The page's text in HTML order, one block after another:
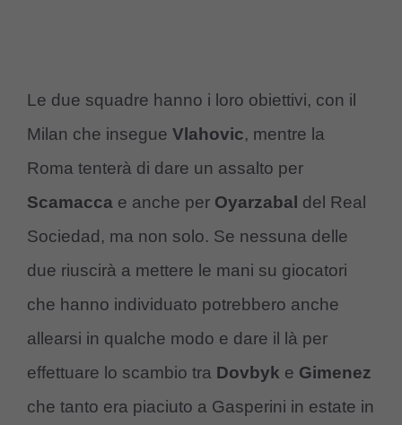
Le due squadre hanno i loro obiettivi, con il
Milan che insegue Vlahovic, mentre la
Roma tenterà di dare un assalto per
Scamacca e anche per Oyarzabal del Real
Sociedad, ma non solo. Se nessuna delle
due riuscirà a mettere le mani su giocatori
che hanno individuato potrebbero anche
allearsi in qualche modo e dare il là per
effettuare lo scambio tra Dovbyk e Gimenez
che tanto era piaciuto a Gasperini in estate in